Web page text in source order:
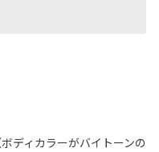
ディカラーがバイトーンの